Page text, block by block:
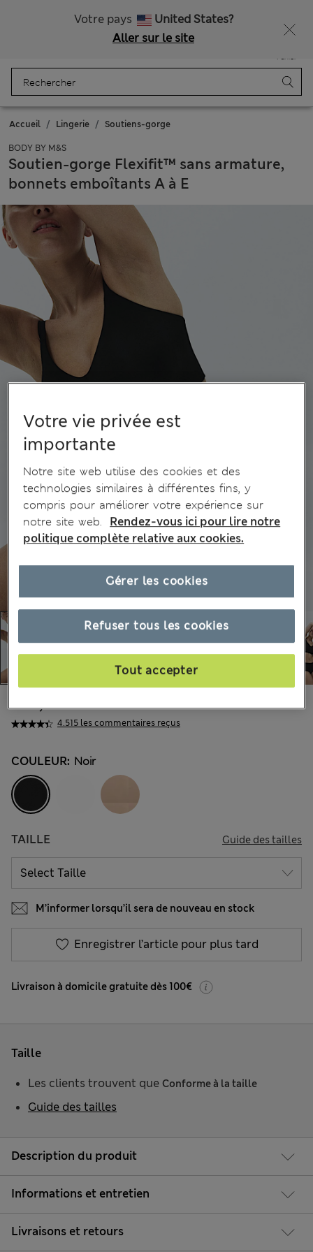
Votre pays
United States?
Aller sur le site
Panier
Accueil Lingerie Soutiens-gorge
BODY BY M&S
Soutien-gorge Flexifit™ sans armature,
bonnets emboîtants A à E
4.515 les commentaires reçus
€32,00
COULEUR: Noir
TAILLE Guide des tailles
M’informer lorsqu’il sera de nouveau en stock
Enregistrer l’article pour plus tard
Livraison à domicile gratuite dès 100€
Description du produit
Informations et entretien
Livraisons et retours
Taille
Les clients trouvent que Conforme à la taille
Guide des tailles
Votre vie privée est
importante
Notre site web utilise des cookies et des
technologies similaires à différentes fins, y
compris pour améliorer votre expérience sur
notre site web.
Rendez-vous ici pour lire notre
politique complète relative aux cookies.
Refuser tous les cookies
Tout accepter
Gérer les cookies